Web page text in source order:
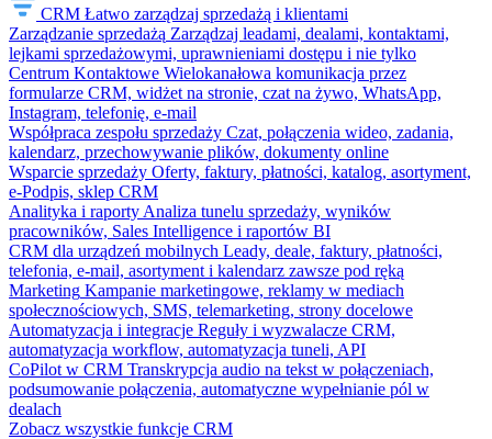
CRM Łatwo zarządzaj sprzedażą i klientami
Zarządzanie sprzedażą Zarządzaj leadami, dealami, kontaktami,
lejkami sprzedażowymi, uprawnieniami dostępu i nie tylko
Centrum Kontaktowe Wielokanałowa komunikacja przez
formularze CRM, widżet na stronie, czat na żywo, WhatsApp,
Instagram, telefonię, e-mail
Współpraca zespołu sprzedaży Czat, połączenia wideo, zadania,
kalendarz, przechowywanie plików, dokumenty online
Wsparcie sprzedaży Oferty, faktury, płatności, katalog, asortyment,
e-Podpis, sklep CRM
Analityka i raporty Analiza tunelu sprzedaży, wyników
pracowników, Sales Intelligence i raportów BI
CRM dla urządzeń mobilnych Leady, deale, faktury, płatności,
telefonia, e-mail, asortyment i kalendarz zawsze pod ręką
Marketing Kampanie marketingowe, reklamy w mediach
społecznościowych, SMS, telemarketing, strony docelowe
Automatyzacja i integracje Reguły i wyzwalacze CRM,
automatyzacja workflow, automatyzacja tuneli, API
CoPilot w CRM Transkrypcja audio na tekst w połączeniach,
podsumowanie połączenia, automatyczne wypełnianie pól w
dealach
Zobacz wszystkie funkcje CRM